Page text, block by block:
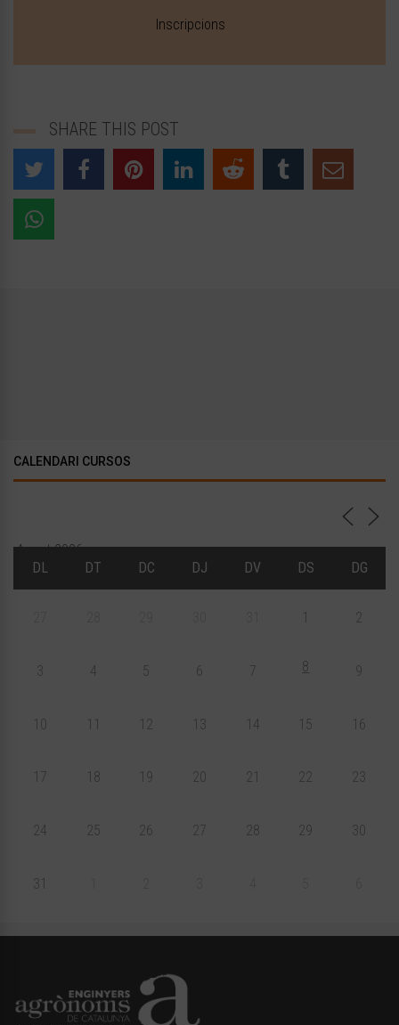
Inscripcions
SHARE THIS POST
CALENDARI CURSOS
Agost 2026
DL
DT DC DJ DV DS DG
1 2
3 4 5 6 7 8 9
10 11 12 13 14 15 16
17 18 19 20 21 22 23
24 25 26 27 28 29 30
31